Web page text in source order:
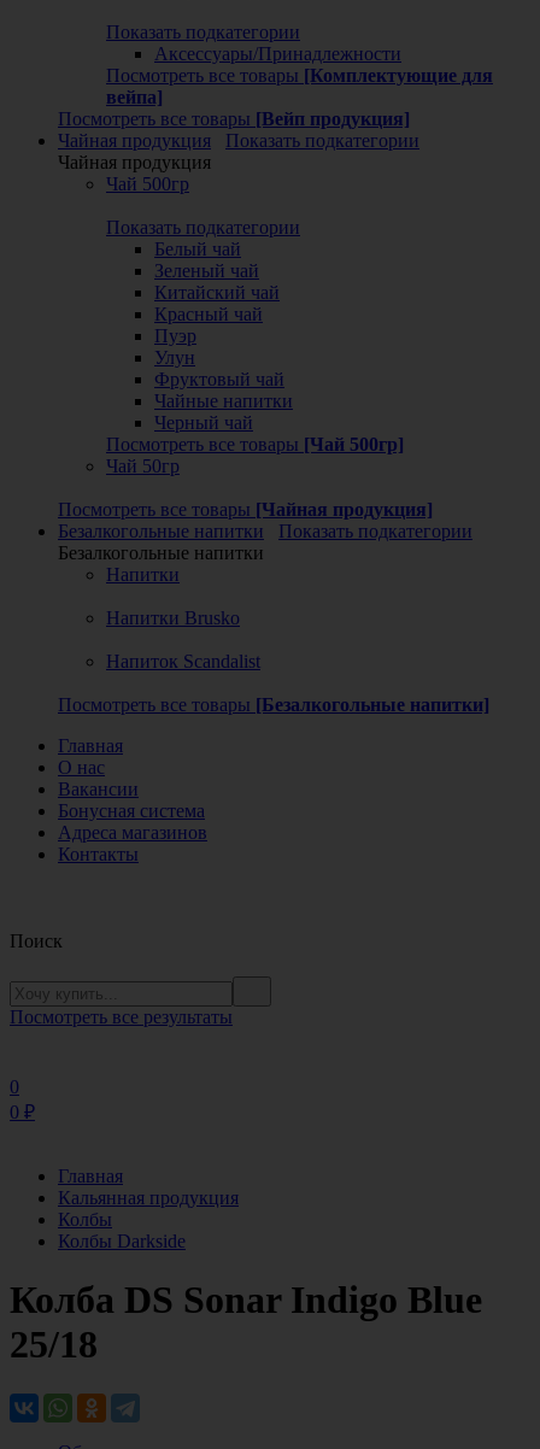
Показать подкатегории
Аксессуары/Принадлежности
Посмотреть все товары [Комплектующие для
вейпа]
Посмотреть все товары [Вейп продукция]
Чайная продукция
Показать подкатегории
Чайная продукция
Чай 500гр
Показать подкатегории
Белый чай
Зеленый чай
Китайский чай
Красный чай
Пуэр
Улун
Фруктовый чай
Чайные напитки
Черный чай
Посмотреть все товары [Чай 500гр]
Чай 50гр
Посмотреть все товары [Чайная продукция]
Безалкогольные напитки
Показать подкатегории
Безалкогольные напитки
Напитки
Напитки Brusko
Напиток Scandalist
Посмотреть все товары [Безалкогольные напитки]
Главная
О нас
Вакансии
Бонусная система
Адреса магазинов
Контакты
Поиск
Посмотреть все результаты
0
0 ₽
Главная
Кальянная продукция
Колбы
Колбы Darkside
Колба DS Sonar Indigo Blue
25/18